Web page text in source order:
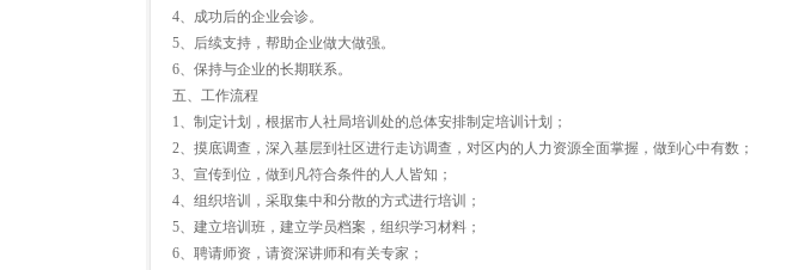
4、成功后的企业会诊。
5、后续支持，帮助企业做大做强。
6、保持与企业的长期联系。
五、工作流程
1、制定计划，根据市人社局培训处的总体安排制定培训计划；
2、摸底调查，深入基层到社区进行走访调查，对区内的人力资源全面掌握，做到心中有数；
3、宣传到位，做到凡符合条件的人人皆知；
4、组织培训，采取集中和分散的方式进行培训；
5、建立培训班，建立学员档案，组织学习材料；
6、聘请师资，请资深讲师和有关专家；